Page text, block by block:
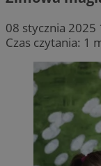
08 stycznia 2025
Czas czytania: 1